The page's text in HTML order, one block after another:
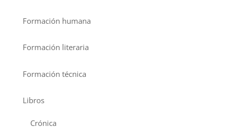
Formación humana
Formación literaria
Formación técnica
Libros
Crónica